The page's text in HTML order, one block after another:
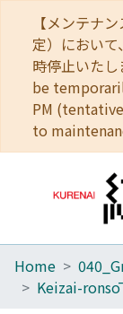
【メンテナ
定）におい
時停止いた
be
PM
to
Home
Home